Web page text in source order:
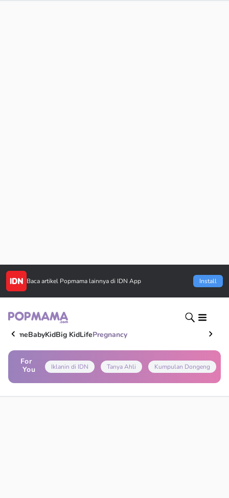
Baca artikel Popmama lainnya di IDN App Install
HomeBabyKidBig KidLifePregnancy
For
You
Iklanin di IDN Tanya Ahli Kumpulan Dongeng